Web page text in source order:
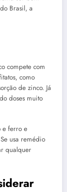
Brasil, a
compete com
como
de zinco. Já
doses muito
e ferro e
usa remédio
qualquer